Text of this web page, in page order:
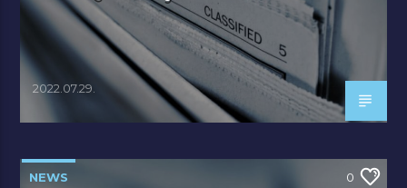
2022.07.29.
NEWS 0